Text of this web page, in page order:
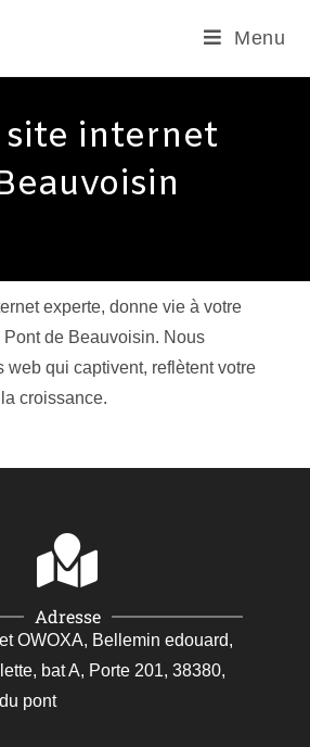
Menu
internet
experte, donne vie à votre
de Beauvoisin. Nous
web qui captivent, reflètent votre
croissance.
Adresse
OWOXA, Bellemin edouard,
bat A, Porte 201, 38380,
pont